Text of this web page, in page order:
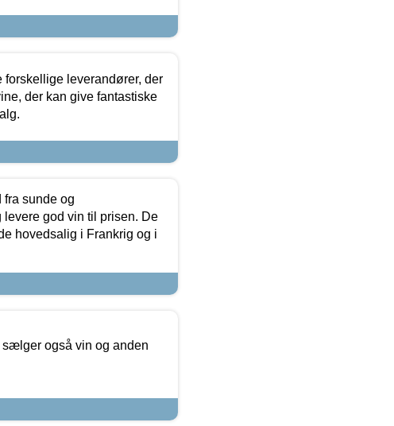
leverandører, der
der kan give fantastiske
fra sunde og
god vin til prisen. De
hovedsalig i Frankrig og i
sælger også vin og anden